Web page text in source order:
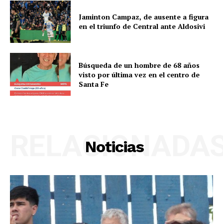
Jaminton Campaz, de ausente a figura
en el triunfo de Central ante Aldosivi
Búsqueda de un hombre de 68 años
visto por última vez en el centro de
Santa Fe
Noticias